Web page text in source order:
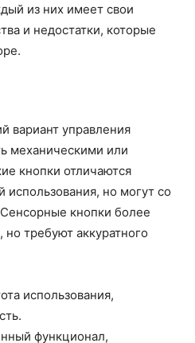
из них имеет свои
и недостатки, которые
вариант управления
механическими или
кнопки отличаются
но могут со
кнопки более
требуют аккуратного
использования,
функционал,